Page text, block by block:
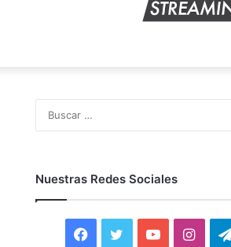
Nuestras Redes Sociales
F
Y
I